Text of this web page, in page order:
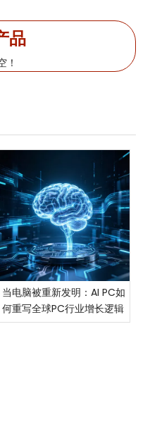
品
！
当电脑被重新发明：AI PC如
何重写全球PC行业增长逻辑